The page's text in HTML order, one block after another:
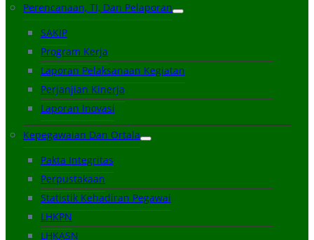
Perencanaan, TI, Dan Pelaporan
SAKIP
Program Kerja
Laporan Pelaksanaan Kegiatan
Perjanjian Kinerja
Laporan Inovasi
Kepegawaian Dan Ortala
Pakta Integritas
Perpustakaan
Statistik Kehadiran Pegawai
LHKPN
LHKASN